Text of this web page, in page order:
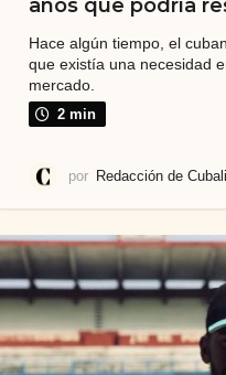
años que podría
Hace algún tiempo, el
que existía una necesidad
mercado.
2 min
por Redacción de